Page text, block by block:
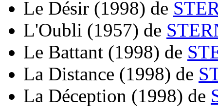
Le Désir (1998) de
L'Oubli (1957) de
Le Battant (1998) de
La Distance (1998) de
La Déception (1998) de